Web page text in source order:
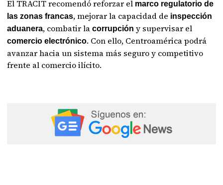
El TRACIT recomendó reforzar el marco regulatorio de
las zonas francas, mejorar la capacidad de inspección
aduanera, combatir lacorrupción y supervisar el
comercio electrónico. Con ello, Centroamérica podrá
avanzar hacia un sistema más seguro y competitivo
frente al comercio ilícito.